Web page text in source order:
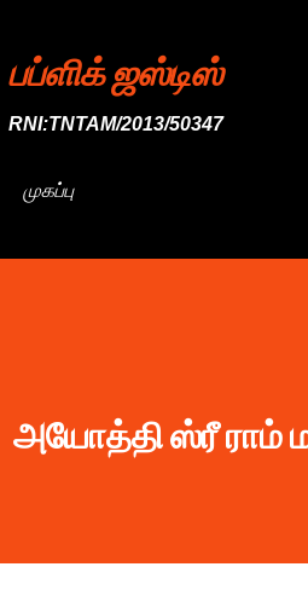
பப்ளிக் ஜஸ்டிஸ்
RNI:TNTAM/2013/50347
முகப்பு
அயோத்தி ஸ்ரீ ராம்